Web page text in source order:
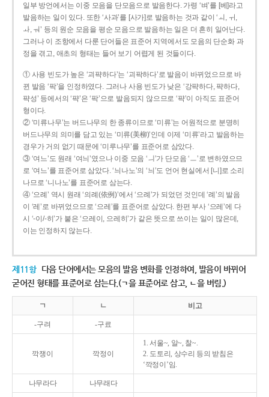
일부 방언에서는 이중 모음을 단모음으로 발음한다. 가령 ‘벼’를 [베]라고
발음하는 일이 있다. 또한 ‘사과’를 [사가]로 발음하는 것과 같이 ‘ㅚ, ㅟ,
ㅘ, ㅝ’ 등의 원순 모음을 평순 모음으로 발음하는 일은 더 흔히 일어난다.
그러나 이 조항에서 다룬 단어들은 표준어 지역에서도 모음의 단순화 과
정을 겪고, 애초의 형태는 들어 보기 어렵게 된 것들이다.
① 사용 빈도가 높은 ‘괴퍅하다’는 ‘괴팍하다’로 발음이 바뀌었으므로 바
뀐 발음 ‘팍’을 인정하였다. 그러나 사용 빈도가 낮은 ‘강퍅하다, 퍅하다,
퍅성’ 등에서의 ‘퍅’은 ‘팍’으로 발음되지 않으므로 ‘퍅’이 아직도 표준어
형이다.
② ‘미류나무’는 버드나무의 한 종류이므로 ‘미류’는 어원적으로 분명히
버드나무의 의미를 담고 있는 ‘미류(美柳)’인데 이제 ‘미류’라고 발음하는
경우가 거의 없기 때문에 ‘미루나무’를 표준어로 삼았다.
③ ‘여느’도 원래 ‘여늬’였으나 이중 모음 ‘ㅢ’가 단모음 ‘ㅡ’로 변하였으므
로 ‘여느’를 표준어로 삼았다. ‘늬나노’의 ‘늬’도 언어 현실에서 [니]로 소리
나므로 ‘니나노’를 표준어로 삼는다.
④ ‘으례’ 역시 원래 ‘의례(依例)’에서 ‘으례’가 되었던 것인데 ‘례’의 발음
이 ‘레’로 바뀌었으므로 ‘으레’를 표준어로 삼았다. 한편 부사 ‘으레’에 다
시 ‘-이/-히’가 붙은 ‘으레이, 으레히’가 같은 뜻으로 쓰이는 일이 많은데,
이는 인정하지 않는다.
제11항 다음 단어에서는 모음의 발음 변화를 인정하여, 발음이 바뀌어
굳어진 형태를 표준어로 삼는다.(ㄱ을 표준어로 삼고, ㄴ을 버림.)
ㄱ ㄴ 비고
-구려 -구료
깍쟁이 깍정이
1. 서울~, 알~, 찰~.
2. 도토리, 상수리 등의 받침은
‘깍정이’임.
나무라다 나무래다